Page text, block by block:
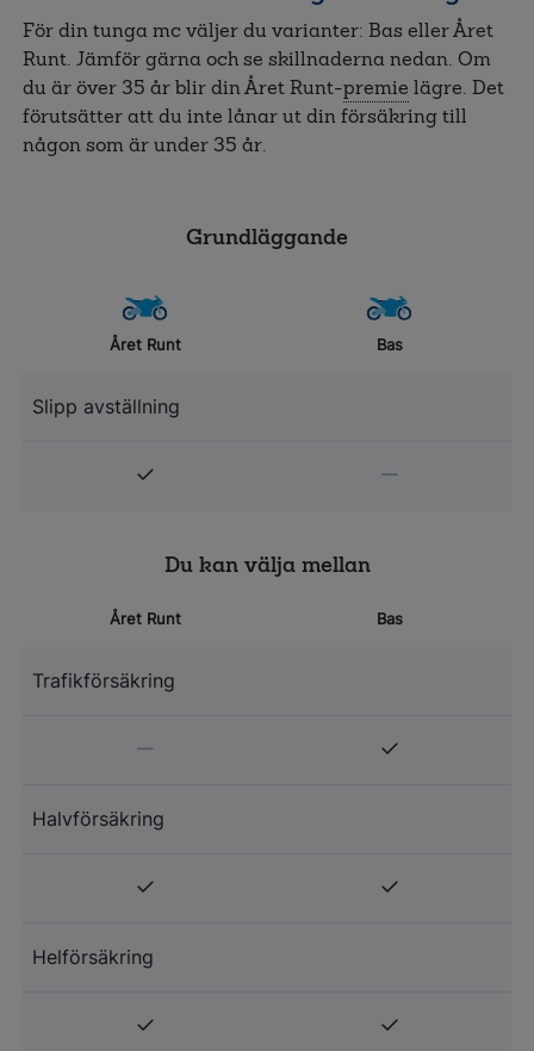
För din tunga mc väljer du varianter: Bas eller Året
Runt. Jämför gärna och se skillnaderna nedan. Om
du är över 35 år blir din Året Runt-premie lägre. Det
förutsätter att du inte lånar ut din försäkring till
någon som är under 35 år.
Grundläggande
Året Runt Bas
Slipp avställning
Du kan välja mellan
Året Runt Bas
Trafikförsäkring
Halvförsäkring
Helförsäkring